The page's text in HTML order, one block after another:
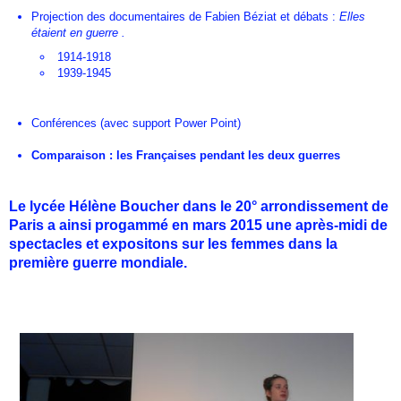
Projection des documentaires de Fabien Béziat et débats : Elles
étaient en guerre .
1914-1918
1939-1945
Conférences (avec support Power Point)
Comparaison : les Françaises pendant les deux guerres
Le lycée Hélène Boucher dans le 20° arrondissement de
Paris a ainsi progammé en mars 2015 une après-midi de
spectacles et expositons sur les femmes dans la
première guerre mondiale.